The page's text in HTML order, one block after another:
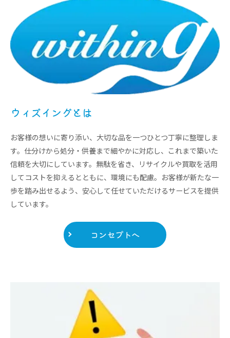
ウィズイングとは
お客様の想いに寄り添い、大切な品を一つひとつ丁寧に整理しま
す。仕分けから処分・供養まで細やかに対応し、これまで築いた
信頼を大切にしています。無駄を省き、リサイクルや買取を活用
してコストを抑えるとともに、環境にも配慮。お客様が新たな一
歩を踏み出せるよう、安心して任せていただけるサービスを提供
しています。
コンセプトへ